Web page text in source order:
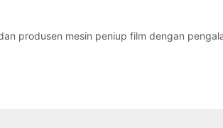
produsen mesin peniup film dengan